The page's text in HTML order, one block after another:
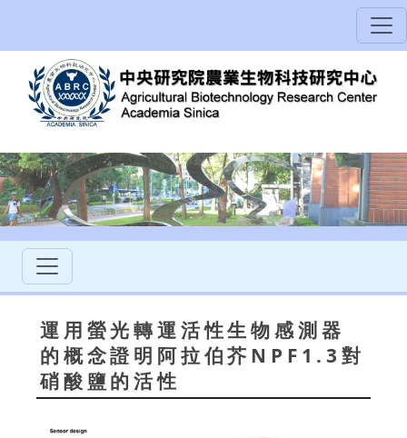
運用螢光轉運活性生物感測器
的概念證明阿拉伯芥NPF1.3對
硝酸鹽的活性